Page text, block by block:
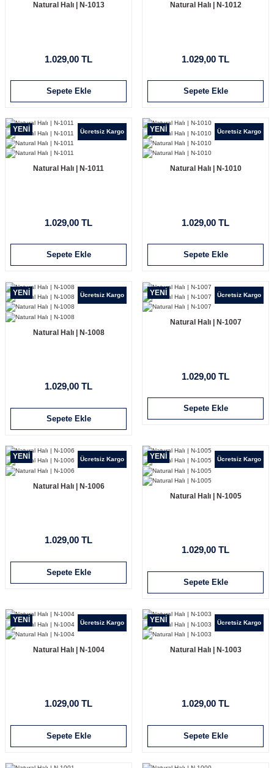
Natural Halı | N-1013
1.029,00 TL
Sepete Ekle
Natural Halı | N-1012
1.029,00 TL
Sepete Ekle
YENİ Ücretsiz Kargo
Natural Halı | N-1011
1.029,00 TL
Sepete Ekle
YENİ Ücretsiz Kargo
Natural Halı | N-1010
1.029,00 TL
Sepete Ekle
YENİ Ücretsiz Kargo
Natural Halı | N-1008
1.029,00 TL
Sepete Ekle
YENİ Ücretsiz Kargo
Natural Halı | N-1007
1.029,00 TL
Sepete Ekle
YENİ Ücretsiz Kargo
Natural Halı | N-1006
1.029,00 TL
Sepete Ekle
YENİ Ücretsiz Kargo
Natural Halı | N-1005
1.029,00 TL
Sepete Ekle
YENİ Ücretsiz Kargo
Natural Halı | N-1004
1.029,00 TL
Sepete Ekle
YENİ Ücretsiz Kargo
Natural Halı | N-1003
1.029,00 TL
Sepete Ekle